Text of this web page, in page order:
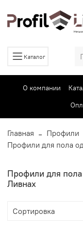
Каталог
О компании
Главная Профили
Профили для пола
Профили для
Ливнах